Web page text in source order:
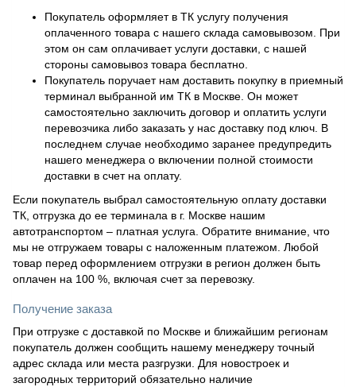
Покупатель оформляет в ТК услугу получения
оплаченного товара с нашего склада самовывозом. При
этом он сам оплачивает услуги доставки, с нашей
стороны самовывоз товара бесплатно.
Покупатель поручает нам доставить покупку в приемный
терминал выбранной им ТК в Москве. Он может
самостоятельно заключить договор и оплатить услуги
перевозчика либо заказать у нас доставку под ключ. В
последнем случае необходимо заранее предупредить
нашего менеджера о включении полной стоимости
доставки в счет на оплату.
Если покупатель выбрал самостоятельную оплату доставки
ТК, отгрузка до ее терминала в г. Москве нашим
автотранспортом – платная услуга. Обратите внимание, что
мы не отгружаем товары с наложенным платежом. Любой
товар перед оформлением отгрузки в регион должен быть
оплачен на 100 %, включая счет за перевозку.
Получение заказа
При отгрузке с доставкой по Москве и ближайшим регионам
покупатель должен сообщить нашему менеджеру точный
адрес склада или места разгрузки. Для новостроек и
загородных территорий обязательно наличие